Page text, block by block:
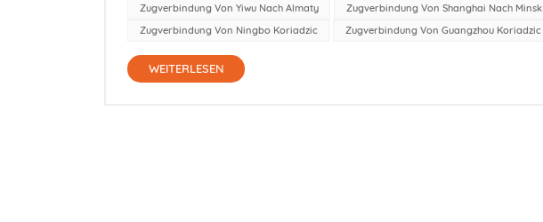
Zugverbindung Von Yiwu Nach Almaty
Zugverbindung Von Shanghai Nach Minsk
Zugverbindung Von Ningbo Koriadzic
Zugverbindung Von Guangzhou Koriadzic
WEITERLESEN